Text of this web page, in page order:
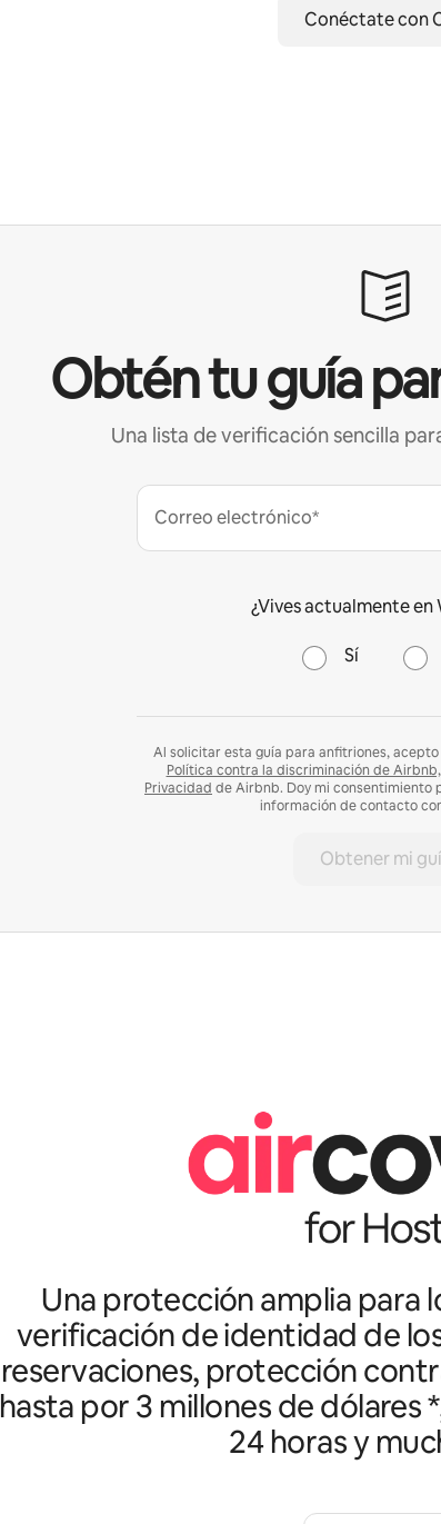
Conéctate con
Obtén tu guía
Una lista de verificación sencilla
Correo electrónico*
¿Vives actualmente en
Sí
Al solicitar esta guía para anfitriones, acepto
Política contra la discriminación de Airbnb,
Privacidad de Airbnb. Doy mi consentimiento
información de contacto
Obtener mi
Una protección amplia para
verificación de identidad de
reservaciones, protección
hasta por 3 millones de dólares
24 horas y